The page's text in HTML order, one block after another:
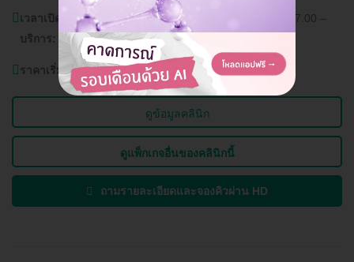
เวลาเปิด
บริการ:
จันทร์ – ศุกร์ 7.00 – 18.00 เสาร์ – อาทิตย์ 7.00 –
16.00,
ราคาเริ่มต้นที่3,500 บาท
ดูข้อมูลคลินิก
ดูแพ็กเกจอื่นของคลินิกนี้
ถามรายละเอียดและจองคิวผ่าน HD